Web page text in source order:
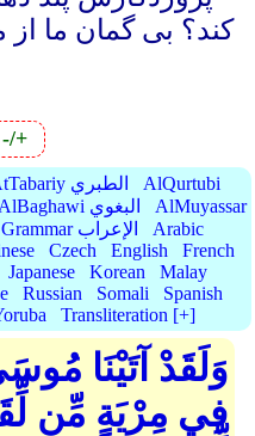
کند؟ بی گمان ما از
-/+
AtTabariy الطبري
AlQurtubi
AlBaghawi البغوي
AlMuyassar
Grammar الإعراب
Arabic
Czech English
French
Japanese Korean
Malay
Russian Somali
Spanish
Transliteration [+]
وَلَقَدْ آتَيْنَا
فِي مِرْيَةٍ مِّن